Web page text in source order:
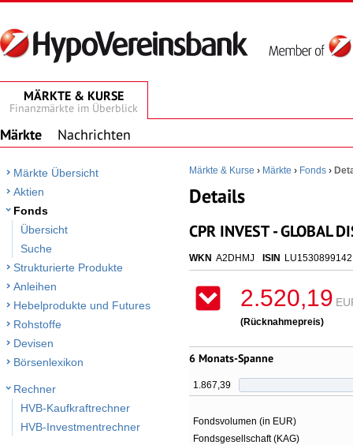
MÄRKTE & KURSE
Finanzmärkte im Überblick
Märkte Nachrichten
Märkte Übersicht
Aktien
Fonds
Übersicht
Suche
Strukturierte Produkte
Anleihen
Hebelprodukte und Futures
Rohstoffe
Devisen
Börsenlexikon
Rechner
HVB-Kaufkraftrechner
HVB-Investmentrechner
Märkte & Kurse › Märkte › Fonds ›
Details
CPR INVEST - GLOBAL
WKN A2DHMJ ISIN LU1530899142
2.520,19
(Rücknahmepreis)
6 Monats-Spanne
1.867,39
Fondsvolumen (in EUR)
Fondsgesellschaft (KAG)